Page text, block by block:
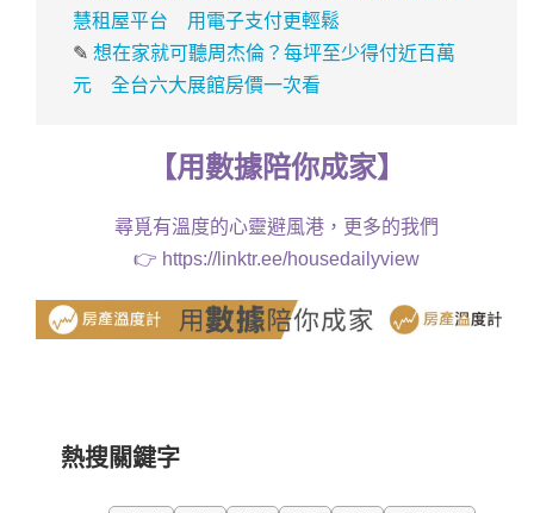
慧租屋平台 用電子支付更輕鬆
✎想在家就可聽周杰倫？每坪至少得付近百萬
元 全台六大展館房價一次看
【用數據陪你成家】
尋覓有溫度的心靈避風港，更多的我們
👉 https://linktr.ee/housedailyview
熱搜關鍵字